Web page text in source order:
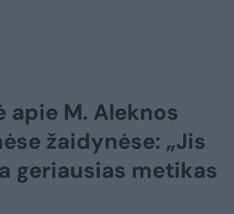
apie M. Aleknos
žaidynėse: „Jis
geriausias metikas